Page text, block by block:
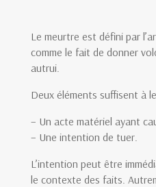
Le meurtre est défini par
comme le fait de donner
autrui.
Deux éléments suffisent à
– Un acte matériel ayant
– Une intention de tuer.
L’intention peut être
le contexte des faits.